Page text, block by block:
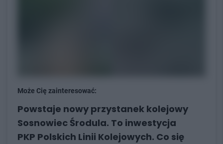
Może Cię zainteresować:
Powstaje nowy przystanek kolejowy
Sosnowiec Środula. To inwestycja
PKP Polskich Linii Kolejowych. Co się